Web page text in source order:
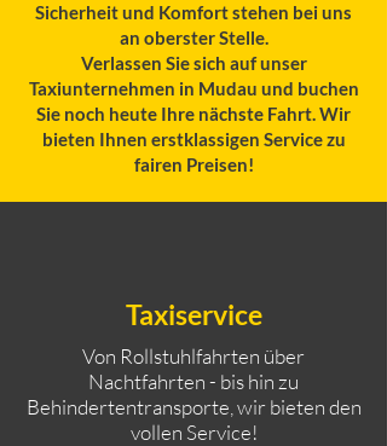
Sicherheit und Komfort stehen bei uns
an oberster Stelle.
Verlassen Sie sich auf unser
Taxiunternehmen in Mudau und buchen
Sie noch heute Ihre nächste Fahrt. Wir
bieten Ihnen erstklassigen Service zu
fairen Preisen!
Taxiservice
Von Rollstuhlfahrten über
Nachtfahrten - bis hin zu
Behindertentransporte, wir bieten den
vollen Service!